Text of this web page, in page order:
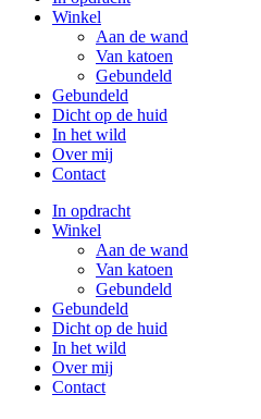
Winkel
Aan de wand
Van katoen
Gebundeld
Gebundeld
Dicht op de huid
In het wild
Over mij
Contact
In opdracht
Winkel
Aan de wand
Van katoen
Gebundeld
Gebundeld
Dicht op de huid
In het wild
Over mij
Contact